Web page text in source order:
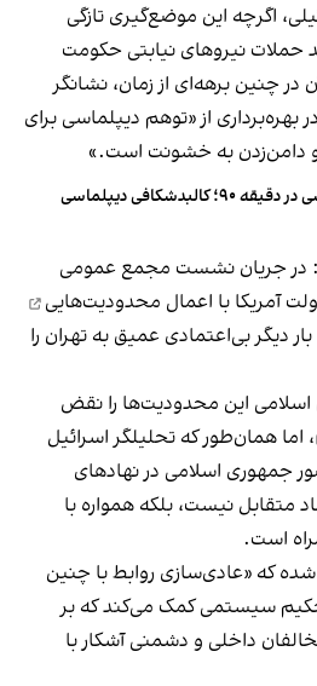
اگرچه این موضع‌گیری تازگی
حملات نیروهای نیابتی حکومت
در چنین برهه‌ای از زمان، نشانگر
بهره‌برداری از «توهم دیپلماسی برای
به خشونت است.»
دیپلماسی در دقیقه ۹۰؛ کالبدشکافی دیپلماسی
در جریان نشست مجمع عمومی
آمریکا با اعمال محدودیت‌هایی
دیگر بی‌اعتمادی عمیق به تهران را
این محدودیت‌ها را نقض
، اما همان‌طور که تحلیلگر اسرائیل
جمهوری اسلامی در نهادهای
متقابل نیست، بلکه همواره با
است.
که «عادی‌سازی روابط با چنین
سیستمی کمک می‌کند که بر
داخلی و دشمنی آشکار با